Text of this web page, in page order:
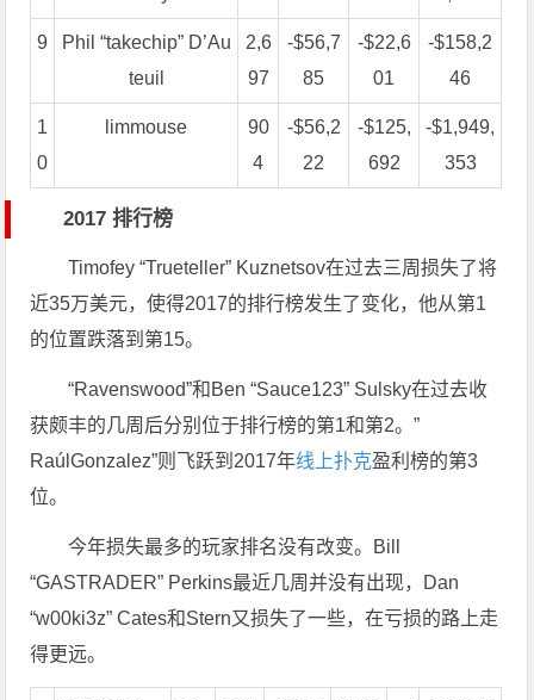
9
Phil “takechip” D’Au
teuil
2,6
97
-$56,7
85
-$22,6
01
-$158,2
46
1
0
limmouse
90
4
-$56,2
22
-$125,
692
-$1,949,
353
2017 排行榜
Timofey “Trueteller” Kuznetsov在过去三周损失了将
近35万美元，使得2017的排行榜发生了变化，他从第1
的位置跌落到第15。
“Ravenswood”和Ben “Sauce123” Sulsky在过去收
获颇丰的几周后分别位于排行榜的第1和第2。”
RaúlGonzalez”则飞跃到2017年线上扑克盈利榜的第3
位。
今年损失最多的玩家排名没有改变。Bill
“GASTRADER” Perkins最近几周并没有出现，Dan
“w00ki3z” Cates和Stern又损失了一些，在亏损的路上走
得更远。